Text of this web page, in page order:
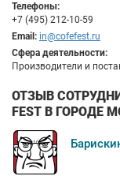
Телефоны:
+7 (495) 212-10-59
Email: in@cofefest.ru
Сфера деятельности:
Производители и
ОТЗЫВ
FEST В ГОРОДЕ